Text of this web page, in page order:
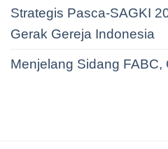
Strategis Pasca-SAGKI
Gerak Gereja Indonesia
Menjelang Sidang